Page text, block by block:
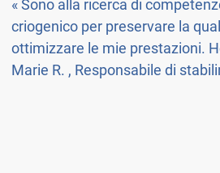
« Sono alla ricerca di
criogenico per preservare la
ottimizzare le mie prestazioni.
Marie R. , Responsabile di